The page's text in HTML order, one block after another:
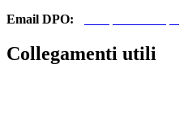
Email DPO:
Collegamenti utili